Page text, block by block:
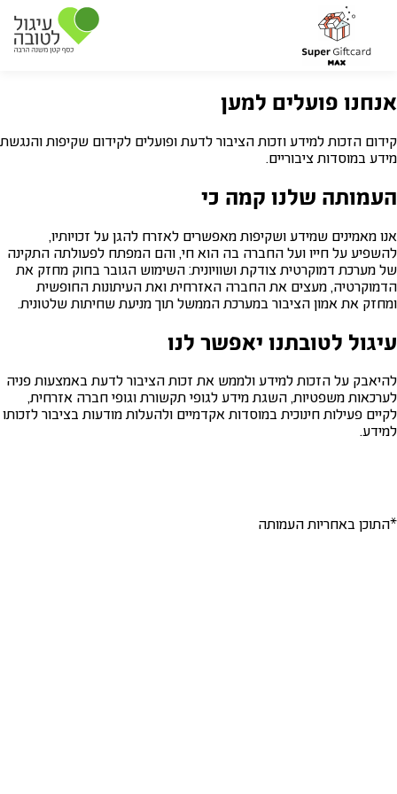
אנחנו פועלים למען
קידום הזכות למידע וזכות הציבור לדעת ופועלים לקידום שקיפות והנגשת
מידע במוסדות ציבוריים.
העמותה שלנו קמה כי
אנו מאמינים שמידע ושקיפות מאפשרים לאזרח להגן על זכויותיו,
להשפיע על חייו ועל החברה בה הוא חי, והם המפתח לפעולתה התקינה
של מערכת דמוקרטית צודקת ושוויונית: השימוש הגובר בחוק מחזק את
הדמוקרטיה, מעצים את החברה האזרחית ואת העיתונות החופשית
ומחזק את אמון הציבור במערכת הממשל תוך מניעת שחיתות שלטונית.
עיגול לטובתנו יאפשר לנו
להיאבק על הזכות למידע ולממש את זכות הציבור לדעת באמצעות פניה
לערכאות משפטיות, השגת מידע לגופי תקשורת וגופי חברה אזרחית,
לקיים פעילות חינוכית במוסדות אקדמיים ולהעלות מודעות בציבור לזכותו
למידע.
*התוכן באחריות העמותה